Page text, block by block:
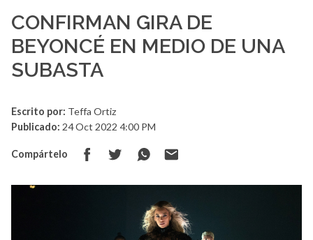
CONFIRMAN GIRA DE
BEYONCÉ EN MEDIO DE UNA
SUBASTA
Escrito por: Teffa Ortiz
Publicado: 24 Oct 2022 4:00 PM
Compártelo